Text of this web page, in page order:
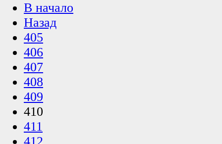
В начало
Назад
405
406
407
408
409
410
411